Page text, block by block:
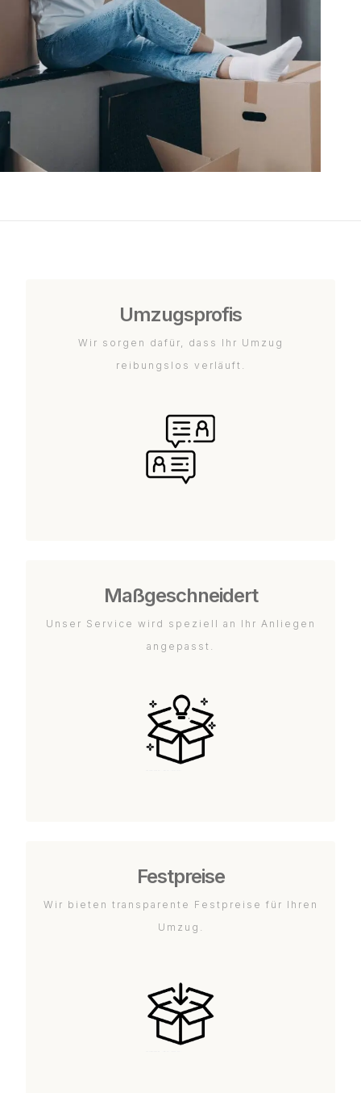
Umzugsprofis
Wir sorgen dafür, dass Ihr Umzug
reibungslos verläuft.
Maßgeschneidert
Unser Service wird speziell an Ihr Anliegen
angepasst.
Festpreise
Wir bieten transparente Festpreise für Ihren
Umzug.